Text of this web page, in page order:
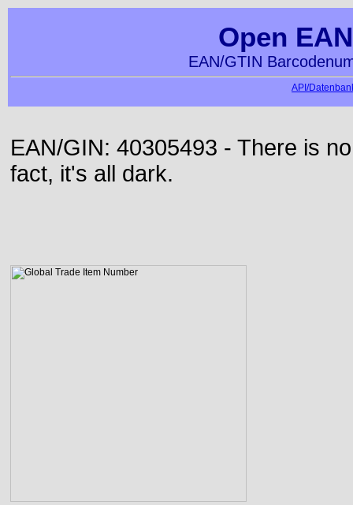
Open
EAN/GTIN
API/
EAN/GIN: 40305493 - There is
fact, it's all dark.